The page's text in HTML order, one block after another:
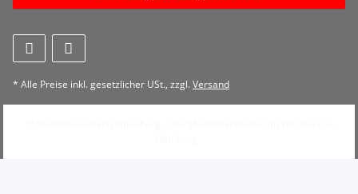
* Alle Preise inkl. gesetzlicher USt., zzgl.Versand